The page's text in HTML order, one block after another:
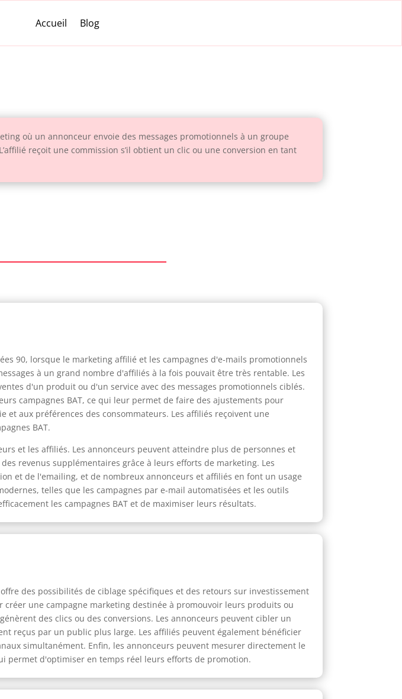
Accueil Blog
où un annonceur envoie des messages promotionnels à un groupe
reçoit une commission s’il obtient un clic ou une conversion en tant
90, lorsque le marketing affilié et les campagnes d'e-mails promotionnels
à un grand nombre d'affiliés à la fois pouvait être très rentable. Les
d'un produit ou d'un service avec des messages promotionnels ciblés.
campagnes BAT, ce qui leur permet de faire des ajustements pour
aux préférences des consommateurs. Les affiliés reçoivent une
BAT.
et les affiliés. Les annonceurs peuvent atteindre plus de personnes et
revenus supplémentaires grâce à leurs efforts de marketing. Les
et de l'emailing, et de nombreux annonceurs et affiliés en font un usage
telles que les campagnes par e-mail automatisées et les outils
les campagnes BAT et de maximiser leurs résultats.
des possibilités de ciblage spécifiques et des retours sur investissement
une campagne marketing destinée à promouvoir leurs produits ou
des clics ou des conversions. Les annonceurs peuvent cibler un
reçus par un public plus large. Les affiliés peuvent également bénéficier
simultanément. Enfin, les annonceurs peuvent mesurer directement le
permet d'optimiser en temps réel leurs efforts de promotion.